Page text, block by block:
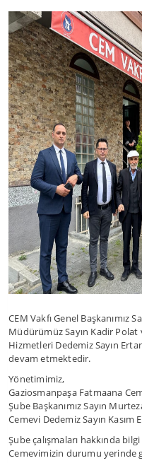
CEM Vakfı Genel Başkanımız
Müdürümüz Sayın Kadir Polat
Hizmetleri Dedemiz Sayın
devam etmektedir.
Yönetimimiz,
Gaziosmanpaşa Fatmaana
Şube Başkanımız Sayın
Cemevi Dedemiz Sayın Kasım
Şube çalışmaları hakkında bilgi
Cemevimizin durumu yerinde